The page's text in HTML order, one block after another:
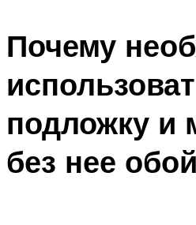
Почему
подложку и
без нее